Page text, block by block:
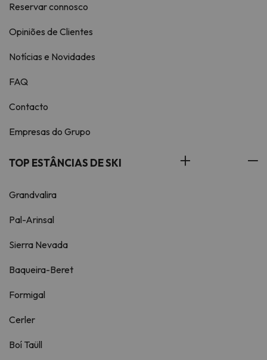
Reservar connosco
Opiniões de Clientes
Notícias e Novidades
FAQ
Contacto
Empresas do Grupo
TOP ESTÂNCIAS DE SKI
Grandvalira
Pal-Arinsal
Sierra Nevada
Baqueira-Beret
Formigal
Cerler
Boí Taüll